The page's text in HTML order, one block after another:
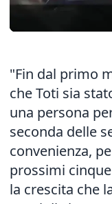
"Fin dal primo
che Toti sia
una persona
seconda delle
convenienza,
prossimi
la crescita che